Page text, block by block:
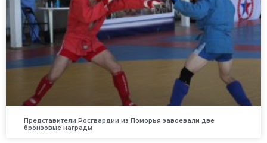
Представители Росгвардии из Поморья завоевали две
бронзовые награды